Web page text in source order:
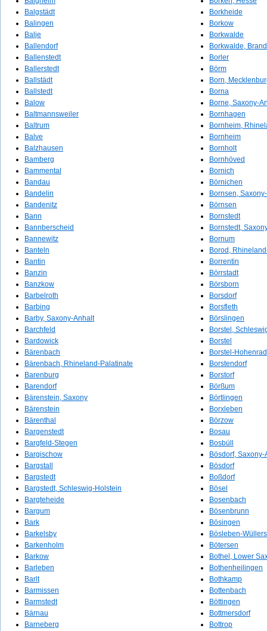
Balgstädt
Balingen
Balje
Ballendorf
Ballenstedt
Ballerstedt
Ballstädt
Ballstedt
Balow
Baltmannsweiler
Baltrum
Balve
Balzhausen
Bamberg
Bammental
Bandau
Bandelin
Bandenitz
Bann
Bannberscheid
Bannewitz
Banteln
Bantin
Banzin
Banzkow
Barbelroth
Barbing
Barby, Saxony-Anhalt
Barchfeld
Bardowick
Bärenbach
Bärenbach, Rhineland-Palatinate
Barenburg
Barendorf
Bärenstein, Saxony
Bärenstein
Bärenthal
Bargenstedt
Bargfeld-Stegen
Bargischow
Bargstall
Bargstedt
Bargstedt, Schleswig-Holstein
Bargteheide
Bargum
Bark
Barkelsby
Barkenholm
Barkow
Barleben
Barlt
Barmissen
Barmstedt
Bärnau
Barneberg
Borkheide
Borkow
Borkwalde
Borkwalde,
Borler
Börm
Born,
Borna
Borne, Saxony-
Bornhagen
Bornheim,
Bornheim
Bornholt
Bornhöved
Bornich
Börnichen
Bornsen,
Börnsen
Bornstedt
Bornstedt,
Bornum
Borod,
Borrentin
Börrstadt
Börsborn
Borsdorf
Borsfleth
Börslingen
Borstel,
Borstel
Borstel-
Borstendorf
Borstorf
Börßum
Börtlingen
Borxleben
Börzow
Bosau
Bosbüll
Bösdorf, Saxony-
Bösdorf
Boßdorf
Bösel
Bosenbach
Bösenbrunn
Bösingen
Bösleben-
Bötersen
Bothel, Lower
Bothenheilingen
Bothkamp
Bottenbach
Böttingen
Bottmersdorf
Bottrop